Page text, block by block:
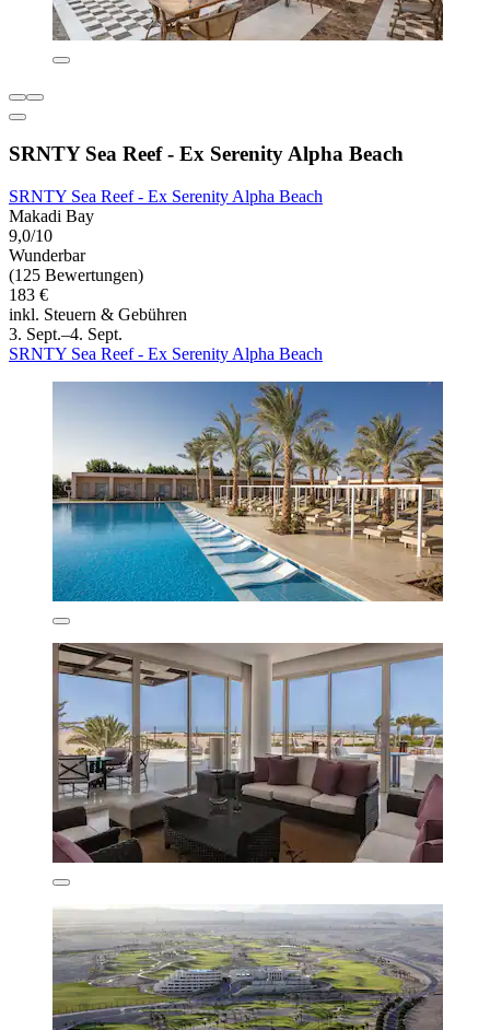
SRNTY Sea Reef - Ex Serenity Alpha Beach
SRNTY Sea Reef - Ex Serenity Alpha Beach
Makadi Bay
9,0/10
Wunderbar
(125 Bewertungen)
183 €
inkl. Steuern & Gebühren
3. Sept.–4. Sept.
SRNTY Sea Reef - Ex Serenity Alpha Beach